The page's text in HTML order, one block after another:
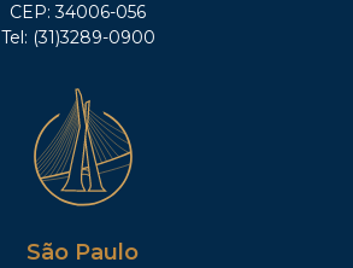
CEP: 34006-056
Tel: (31)3289-0900
São Paulo